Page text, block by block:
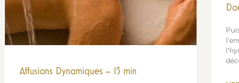
Affusions Dynamiques – 15 min